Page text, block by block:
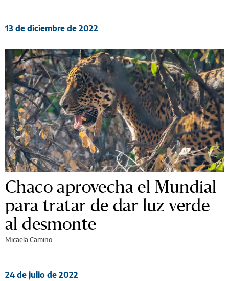
13 de diciembre de 2022
Chaco aprovecha el Mundial
para tratar de dar luz verde
al desmonte
Micaela Camino
24 de julio de 2022